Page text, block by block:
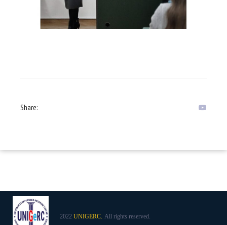
Share:
2022 UNIGERC. All rights reserved.